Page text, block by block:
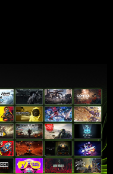
テム全体でローカル AI